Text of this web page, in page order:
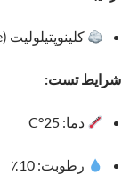
کلینوپتیلولیت (Clinoptilolite) 98%
شرایط تست:
دما: 25°C
رطوبت: 10٪